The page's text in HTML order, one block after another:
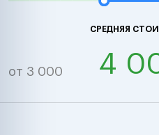
СРЕДНЯЯ
от 3 000 4